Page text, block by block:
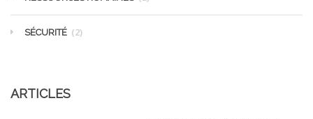
SÉCURITÉ (2)
ARTICLES